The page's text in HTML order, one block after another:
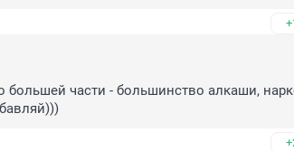
большей части - большинство алкаши,